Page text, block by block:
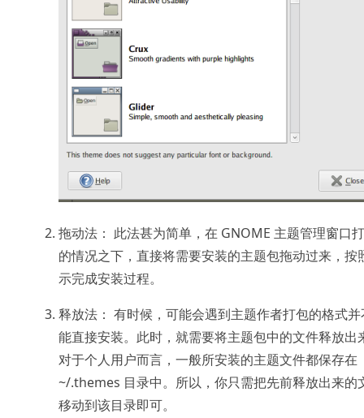
拖动法： 此法甚为简单，在 GNOME 主题管理窗口
的情况之下，直接将需要安装的主题包拖动过来，按
示完成安装过程。
释放法： 有时候，可能会遇到主题作者打包的格式并
能直接安装。此时，就需要将主题包中的文件释放出
对于个人用户而言，一般所安装的主题文件都保存在
~/.themes 目录中。所以，你只需把先前释放出来的
移动到该目录即可。